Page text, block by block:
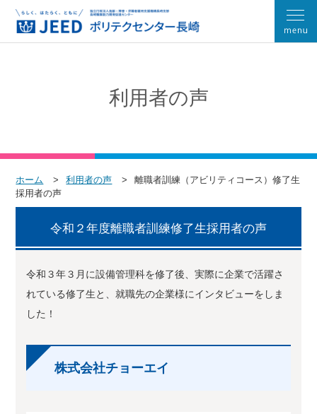
利用者の声
ホーム 利用者の声
離職者訓練（アビリティコース）修了生
採用者の声
令和２年度離職者訓練修了生採用者の声
令和３年３月に設備管理科を修了後、実際に企業で活躍さ
れている修了生と、就職先の企業様にインタビューをしま
した！
株式会社チョーエイ